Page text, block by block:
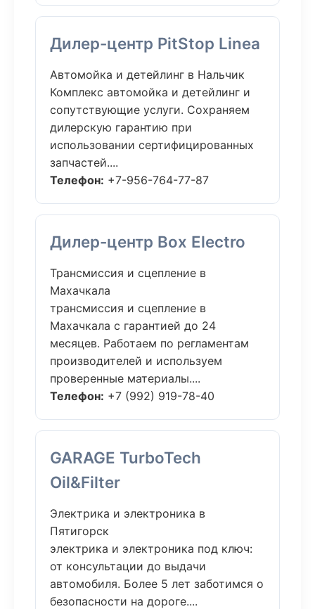
Дилер-центр PitStop Linea
Автомойка и детейлинг в Нальчик
Комплекс автомойка и детейлинг и
сопутствующие услуги. Сохраняем
дилерскую гарантию при
использовании сертифицированных
запчастей....
Телефон: +7-956-764-77-87
Дилер-центр Box Electro
Трансмиссия и сцепление в
Махачкала
трансмиссия и сцепление в
Махачкала с гарантией до 24
месяцев. Работаем по регламентам
производителей и используем
проверенные материалы....
Телефон: +7 (992) 919-78-40
GARAGE TurboTech
Oil&Filter
Электрика и электроника в
Пятигорск
электрика и электроника под ключ:
от консультации до выдачи
автомобиля. Более 5 лет заботимся о
безопасности на дороге....